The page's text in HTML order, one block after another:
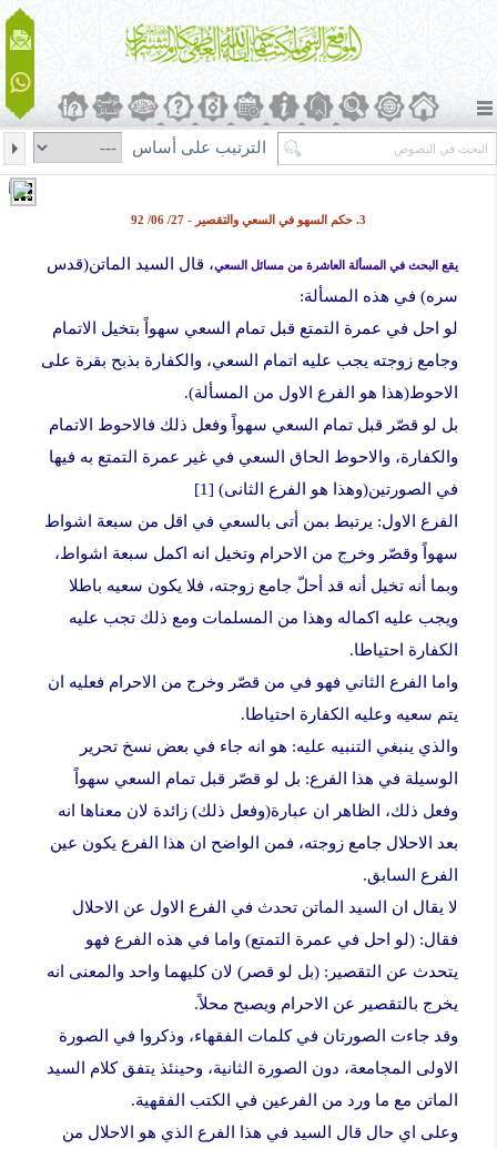
الترتيب على أساس
3. حکم السهو في السعي والتقصير - 27/ 06/ 92
يقع البحث في المسألة العاشرة من مسائل السعي، قال السيد الماتن(قدس
سره) في هذه المسألة:
لو احل في عمرة التمتع قبل تمام السعي سهواً بتخيل الاتمام
وجامع زوجته يجب عليه اتمام السعي، والكفارة بذبح بقرة على
الاحوط(هذا هو الفرع الاول من المسألة).
بل لو قصّر قبل تمام السعي سهواً وفعل ذلك فالاحوط الاتمام
والكفارة، والاحوط الحاق السعي في غير عمرة التمتع به فيها
في الصورتين(وهذا هو الفرع الثانی) [1]
الفرع الاول: يرتبط بمن أتى بالسعي في اقل من سبعة اشواط
سهواً وقصّر وخرج من الاحرام وتخيل انه اكمل سبعة اشواط،
وبما أنه تخیل أنه قد أحلّ جامع زوجته، فلا يكون سعيه باطلا
ويجب عليه اكماله وهذا من المسلمات ومع ذلك تجب عليه
الكفارة احتیاطا.
واما الفرع الثاني فهو في من قصّر وخرج من الاحرام فعلیه ان
يتم سعيه وعليه الكفارة احتیاطا.
والذي ينبغي التنبيه عليه: هو انه جاء في بعض نسخ تحرير
الوسيلة في هذا الفرع: بل لو قصّر قبل تمام السعي سهواً
وفعل ذلك، الظاهر ان عبارة(وفعل ذلك) زائدة لان معناها انه
بعد الاحلال جامع زوجته، فمن الواضح ان هذا الفرع يكون عين
الفرع السابق.
لا يقال ان السيد الماتن تحدث في الفرع الاول عن الاحلال
فقال: (لو احل في عمرة التمتع) واما في هذه الفرع فهو
يتحدث عن التقصير: (بل لو قصر) لان كليهما واحد والمعنى انه
يخرج بالتقصير عن الاحرام ويصبح محلاً.
وقد جاءت الصورتان في كلمات الفقهاء، وذكروا في الصورة
الاولى المجامعة، دون الصورة الثانية، وحینئذ یتفق كلام السيد
الماتن مع ما ورد من الفرعين في الكتب الفقهية.
وعلى اي حال قال السيد في هذا الفرع الذي هو الاحلال من